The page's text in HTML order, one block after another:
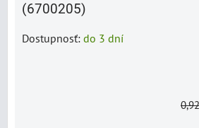
(6700205)
Dostupnosť: do 3 dní